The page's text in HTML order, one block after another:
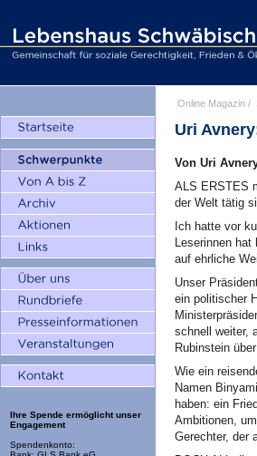
Ihre Spende ermöglicht unser
Engagement
Spendenkonto:
Online Magazin /
Uri
Von Uri
ALS ERSTES
der Welt tätig
Ich hatte vor
Leserinnen
auf ehrliche
Unser
ein politischer
schnell weiter,
Rubinstein
Wie ein
Namen
haben: ein
Ambitionen,
Gerechter, der